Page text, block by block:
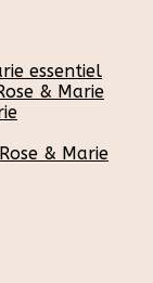
essentiel
& Marie
& Marie